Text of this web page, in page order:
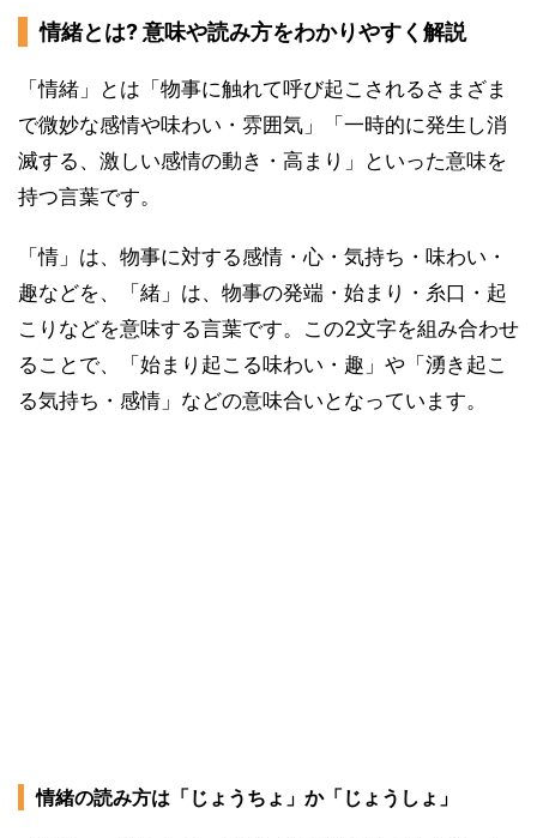
情緒とは? 意味や読み方をわかりやすく解説
「情緒」とは「物事に触れて呼び起こされるさまざま
で微妙な感情や味わい・雰囲気」「一時的に発生し消
滅する、激しい感情の動き・高まり」といった意味を
持つ言葉です。
「情」は、物事に対する感情・心・気持ち・味わい・
趣などを、「緒」は、物事の発端・始まり・糸口・起
こりなどを意味する言葉です。この2文字を組み合わせ
ることで、「始まり起こる味わい・趣」や「湧き起こ
る気持ち・感情」などの意味合いとなっています。
情緒の読み方は「じょうちょ」か「じょうしょ」